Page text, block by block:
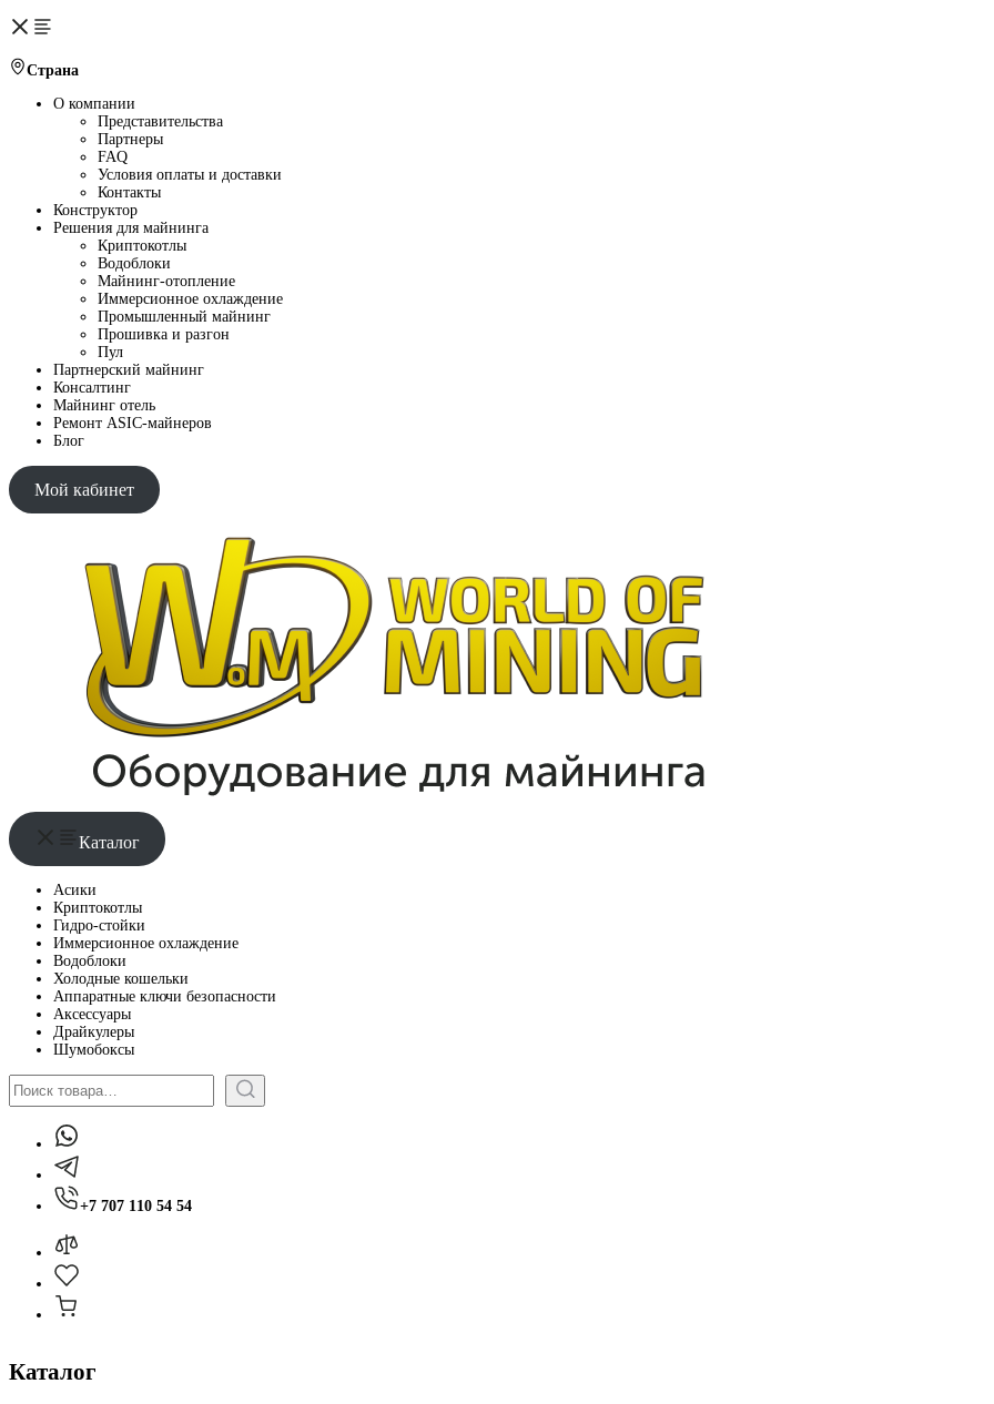
Страна
О компании
Представительства
Партнеры
FAQ
Условия оплаты и доставки
Контакты
Конструктор
Решения для майнинга
Криптокотлы
Водоблоки
Майнинг-отопление
Иммерсионное охлаждение
Промышленный майнинг
Прошивка и разгон
Пул
Партнерский майнинг
Консалтинг
Майнинг отель
Ремонт ASIC-майнеров
Блог
Мой кабинет
Каталог
Асики
Криптокотлы
Гидро-стойки
Иммерсионное охлаждение
Водоблоки
Холодные кошельки
Аппаратные ключи безопасности
Аксессуары
Драйкулеры
Шумобоксы
Поиск
+7 707 110 54 54
Каталог